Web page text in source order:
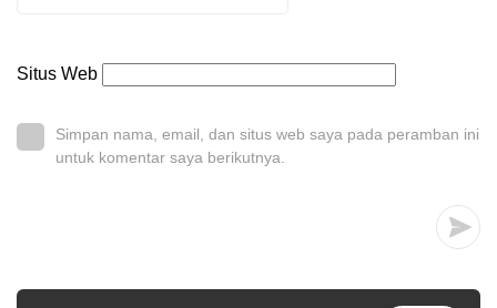
Situs Web
Simpan nama, email, dan situs web saya pada peramban ini
untuk komentar saya berikutnya.